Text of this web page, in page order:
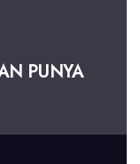
PUNYA